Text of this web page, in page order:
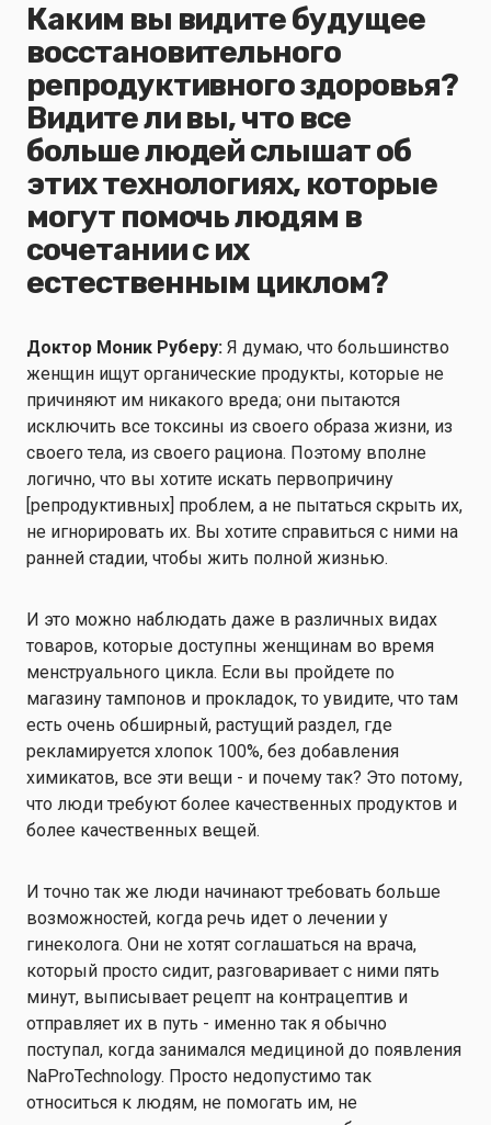
Каким вы видите будущее
восстановительного
репродуктивного здоровья?
Видите ли вы, что все
больше людей слышат об
этих технологиях, которые
могут помочь людям в
сочетании с их
естественным циклом?
Доктор Моник Руберу: Я думаю, что большинство
женщин ищут органические продукты, которые не
причиняют им никакого вреда; они пытаются
исключить все токсины из своего образа жизни, из
своего тела, из своего рациона. Поэтому вполне
логично, что вы хотите искать первопричину
[репродуктивных] проблем, а не пытаться скрыть их,
не игнорировать их. Вы хотите справиться с ними на
ранней стадии, чтобы жить полной жизнью.
И это можно наблюдать даже в различных видах
товаров, которые доступны женщинам во время
менструального цикла. Если вы пройдете по
магазину тампонов и прокладок, то увидите, что там
есть очень обширный, растущий раздел, где
рекламируется хлопок 100%, без добавления
химикатов, все эти вещи - и почему так? Это потому,
что люди требуют более качественных продуктов и
более качественных вещей.
И точно так же люди начинают требовать больше
возможностей, когда речь идет о лечении у
гинеколога. Они не хотят соглашаться на врача,
который просто сидит, разговаривает с ними пять
минут, выписывает рецепт на контрацептив и
отправляет их в путь - именно так я обычно
поступал, когда занимался медициной до появления
NaProTechnology. Просто недопустимо так
относиться к людям, не помогать им, не